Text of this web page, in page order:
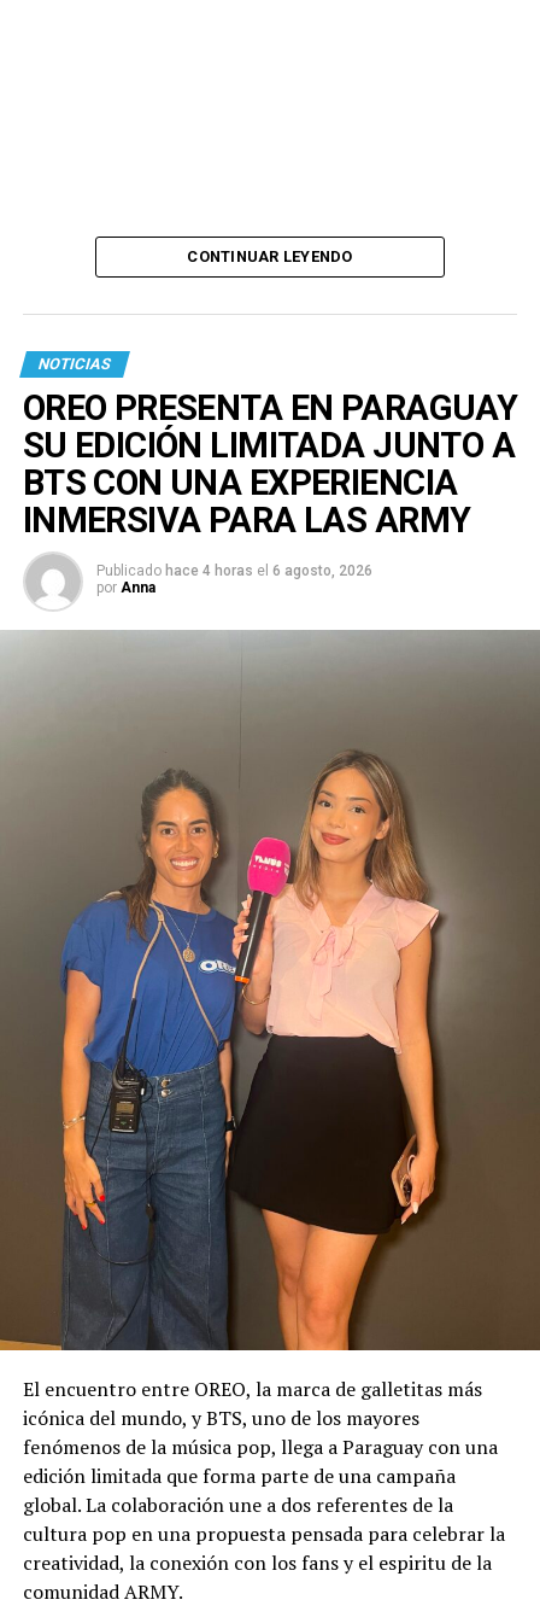
CONTINUAR LEYENDO
NOTICIAS
OREO PRESENTA EN PARAGUAY
SU EDICIÓN LIMITADA JUNTO A
BTS CON UNA EXPERIENCIA
INMERSIVA PARA LAS ARMY
Publicado hace 4 horas el 6 agosto, 2026
por Anna
El encuentro entre OREO, la marca de galletitas más
icónica del mundo, y BTS, uno de los mayores
fenómenos de la música pop, llega a Paraguay con una
edición limitada que forma parte de una campaña
global. La colaboración une a dos referentes de la
cultura pop en una propuesta pensada para celebrar la
creatividad, la conexión con los fans y el espiritu de la
comunidad ARMY.